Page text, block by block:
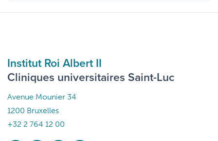
Institut Roi Albert II
Cliniques universitaires Saint-Luc
Avenue Mounier 34
1200 Bruxelles
+32 2 764 12 00